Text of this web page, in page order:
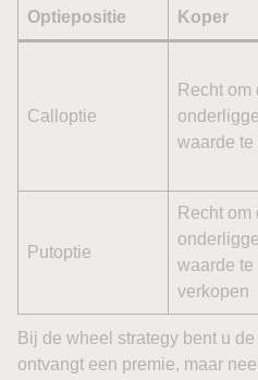
Optiepositie Koper
Calloptie
Recht om
waarde te
Putoptie
Recht om
waarde te
verkopen
Bij de wheel strategy bent u de
ontvangt een premie, maar